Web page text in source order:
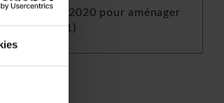
tendances 2020 pour aménager
bureau(1)